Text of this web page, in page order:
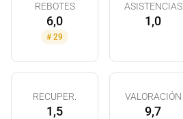
REBOTES
6,0
# 29
ASISTENCIAS
1,0
RECUPER.
1,5
VALORACIÓN
9,7